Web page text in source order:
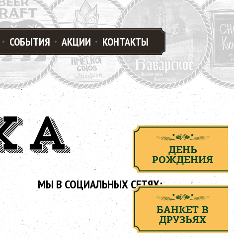
СОБЫТИЯ АКЦИИ КОНТАКТЫ
МЫ В СОЦИАЛЬНЫХ СЕТЯХ:
ДЕНЬ
РОЖДЕНИЯ
БАНКЕТ В
ДРУЗЬЯХ